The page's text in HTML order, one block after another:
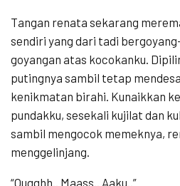
Tangan renata sekarang
sendiri yang dari tadi
goyangan atas kocokanku.
putingnya sambil tetap
kenikmatan birahi. Kunaikkan
pundakku, sesekali kujilat dan
sambil mengocok memeknya,
menggelinjang.
“Ougghh.. Maass.. Aaku..”